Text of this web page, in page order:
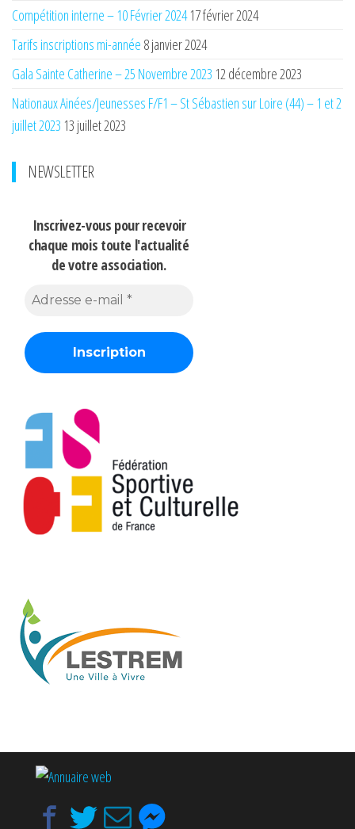
Compétition interne – 10 Février 2024 17 février 2024
Tarifs inscriptions mi-année 8 janvier 2024
Gala Sainte Catherine – 25 Novembre 2023 12 décembre 2023
Nationaux Ainées/Jeunesses F/F1 – St Sébastien sur Loire (44) – 1 et 2
juillet 2023 13 juillet 2023
NEWSLETTER
Inscrivez-vous pour recevoir
chaque mois toute l'actualité
de votre association.